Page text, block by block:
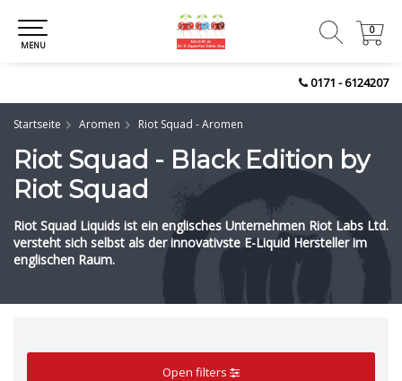
0171 - 6124207
0
0
MENU
Startseite Aromen Riot Squad - Aromen
Riot Squad - Black Edition by
Riot Squad
Riot Squad Liquids ist ein englisches Unternehmen Riot Labs Ltd.
versteht sich selbst als der innovativste E-Liquid Hersteller im
englischen Raum.
Open filters